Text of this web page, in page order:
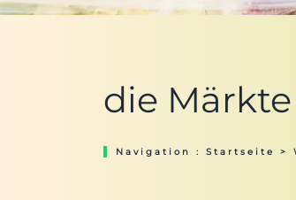
die
Navigation : Startseite >